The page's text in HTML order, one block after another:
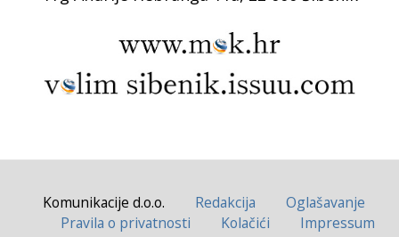
Komunikacije d.o.o. Redakcija
Oglašavanje
Pravila o privatnosti
Kolačići
Impressum